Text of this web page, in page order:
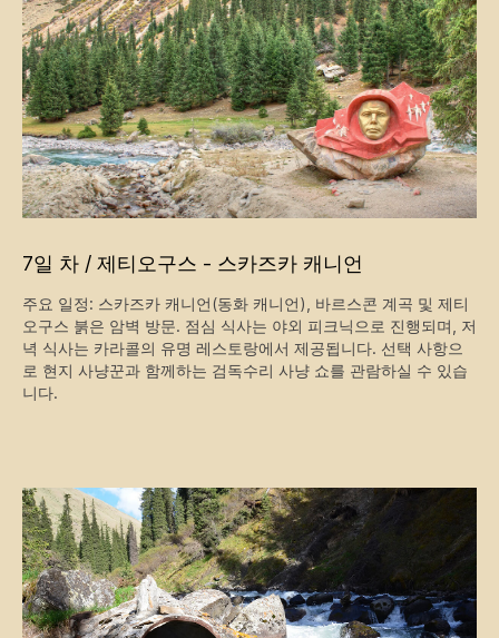
7일 차 / 제티오구스 - 스카즈카 캐니언
주요 일정: 스카즈카 캐니언(동화 캐니언), 바르스콘 계곡 및 제티
오구스 붉은 암벽 방문. 점심 식사는 야외 피크닉으로 진행되며, 저
녁 식사는 카라콜의 유명 레스토랑에서 제공됩니다. 선택 사항으
로 현지 사냥꾼과 함께하는 검독수리 사냥 쇼를 관람하실 수 있습
니다.